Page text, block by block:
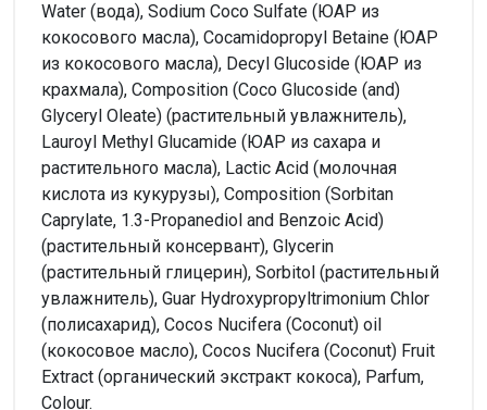
Water (вода), Sodium Coco Sulfate (ЮАР из
кокосового масла), Cocamidopropyl Betaine (ЮАР
из кокосового масла), Decyl Glucoside (ЮАР из
крахмала), Composition (Coco Glucoside (and)
Glyceryl Oleate) (растительный увлажнитель),
Lauroyl Methyl Glucamide (ЮАР из сахара и
растительного масла), Lactic Acid (молочная
кислота из кукурузы), Composition (Sorbitan
Caprylate, 1.3-Propanediol and Benzoic Acid)
(растительный консервант), Glycerin
(растительный глицерин), Sorbitol (растительный
увлажнитель), Guar Hydroxypropyltrimonium Chlor
(полисахарид), Cocos Nucifera (Сoconut) oil
(кокосовое масло), Cocos Nucifera (Coconut) Fruit
Extract (органический экстракт кокоса), Parfum,
Colour.